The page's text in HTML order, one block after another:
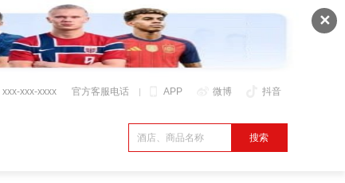
✕
APP 微博 抖音
xxx-xxx-xxxx 官方客服电话